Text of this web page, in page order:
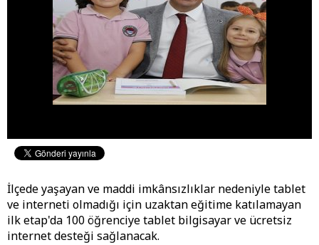
İlçede yaşayan ve maddi imkânsızlıklar nedeniyle tablet
ve interneti olmadığı için uzaktan eğitime katılamayan
ilk etap'da 100 öğrenciye tablet bilgisayar ve ücretsiz
internet desteği sağlanacak.